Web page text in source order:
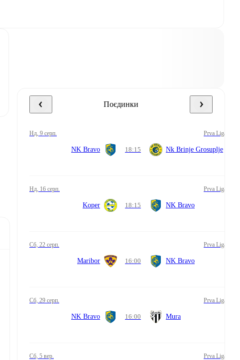
Поєдинки
нд, 9 серп. Prva Liga
NK Bravo 18:15 Nk Brinje Grosuplje
нд, 16 серп. Prva Liga
Koper 18:15 NK Bravo
сб, 22 серп. Prva Liga
Maribor 16:00 NK Bravo
сб, 29 серп. Prva Liga
NK Bravo 16:00 Mura
сб, 5 вер. Prva Liga